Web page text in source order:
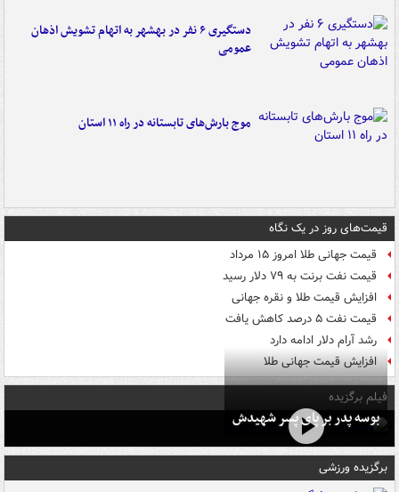
دستگیری ۶ نفر در بهشهر به اتهام تشویش اذهان
عمومی
موج بارش‌های تابستانه در راه ۱۱ استان
قیمت‌های روز در یک نگاه
قیمت جهانی طلا امروز ۱۵ مرداد
قیمت نفت برنت به ۷۹ دلار رسید
افزایش قیمت طلا و نقره جهانی
قیمت نفت ۵ درصد کاهش یافت
رشد آرام دلار ادامه دارد
افزایش قیمت جهانی طلا
فیلم برگزیده
بوسه‌ پدر بر پای پسر شهیدش
برگزیده ورزشی